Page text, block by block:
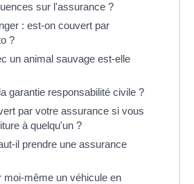
sur l'assurance ?
: est-on couvert par
?
un animal sauvage est-elle
garantie responsabilité civile ?
par votre assurance si vous
à quelqu'un ?
il prendre une assurance
moi-même un véhicule en